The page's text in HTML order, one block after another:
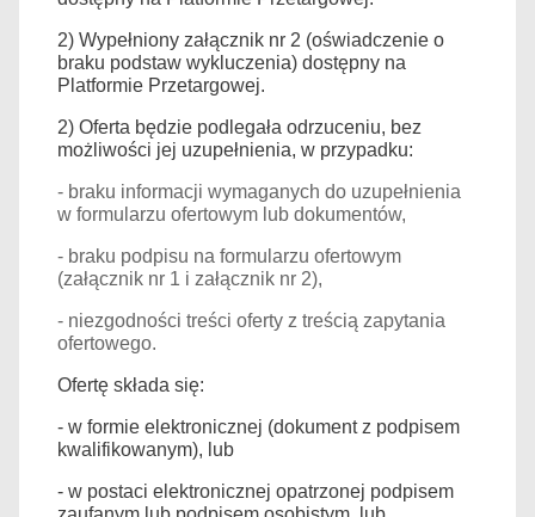
2) Wypełniony załącznik nr 2 (oświadczenie o
braku podstaw wykluczenia) dostępny na
Platformie Przetargowej.
2) Oferta będzie podlegała odrzuceniu, bez
możliwości jej uzupełnienia, w przypadku:
- braku informacji wymaganych do uzupełnienia
w formularzu ofertowym lub dokumentów,
- braku podpisu na formularzu ofertowym
(załącznik nr 1 i załącznik nr 2),
- niezgodności treści oferty z treścią zapytania
ofertowego.
Ofertę składa się:
- w formie elektronicznej (dokument z podpisem
kwalifikowanym), lub
- w postaci elektronicznej opatrzonej podpisem